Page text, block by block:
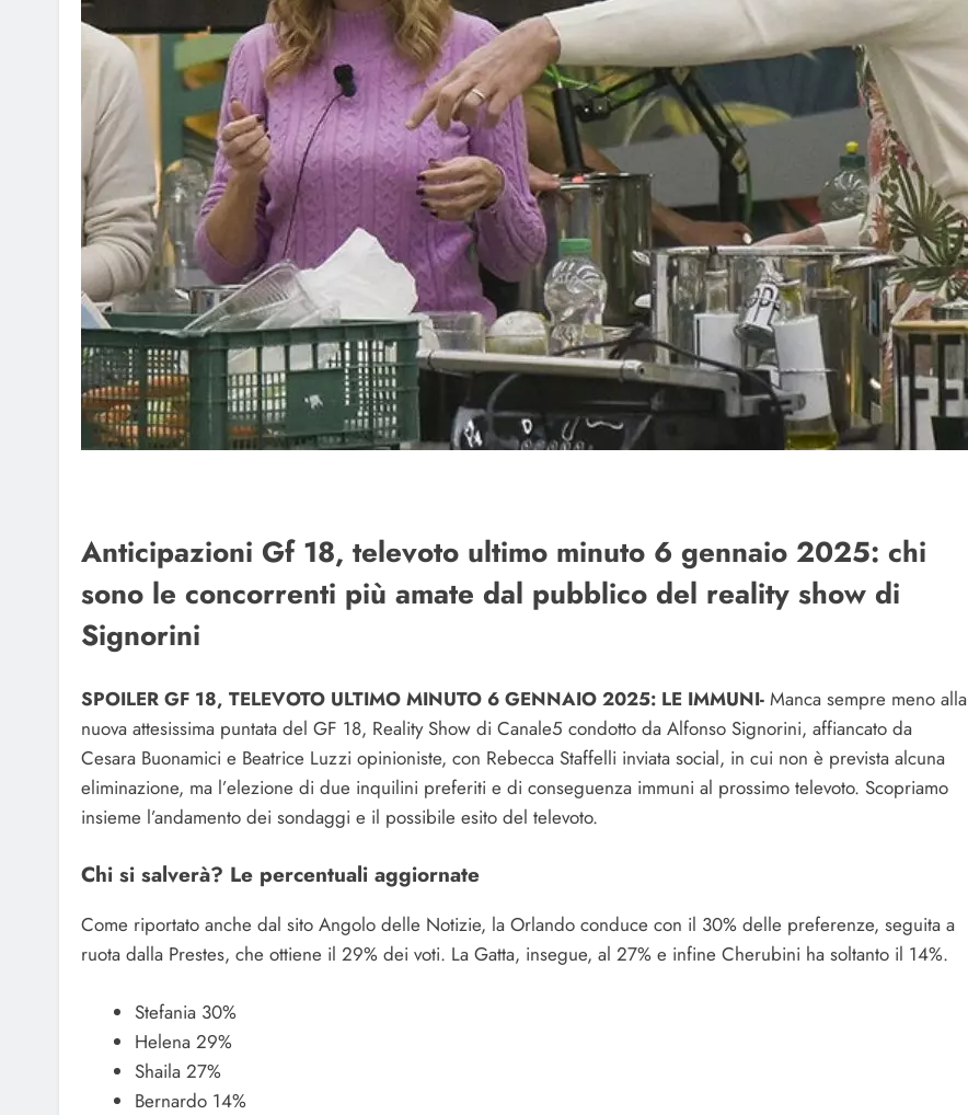
Anticipazioni Gf 18, televoto ultimo minuto 6 gennaio 2025: chi
sono le concorrenti più amate dal pubblico del reality show di
Signorini
SPOILER GF 18, TELEVOTO ULTIMO MINUTO 6 GENNAIO 2025: LE IMMUNI- Manca sempre meno alla
nuova attesissima puntata del GF 18, Reality Show di Canale5 condotto da Alfonso Signorini, affiancato da
Cesara Buonamici e Beatrice Luzzi opinioniste, con Rebecca Staffelli inviata social, in cui non è prevista alcuna
eliminazione, ma l’elezione di due inquilini preferiti e di conseguenza immuni al prossimo televoto. Scopriamo
insieme l’andamento dei sondaggi e il possibile esito del televoto.
Chi si salverà? Le percentuali aggiornate
Come riportato anche dal sito Angolo delle Notizie, la Orlando conduce con il 30% delle preferenze, seguita a
ruota dalla Prestes, che ottiene il 29% dei voti. La Gatta, insegue, al 27% e infine Cherubini ha soltanto il 14%.
Stefania 30%
Helena 29%
Shaila 27%
Bernardo 14%